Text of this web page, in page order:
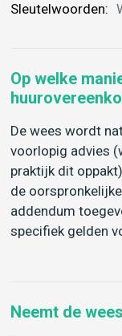
Sleutelwoorden:
Op welke
De wees wordt
voorlopig advies
praktijk dit
de
addendum
specifiek gelden
Neemt de